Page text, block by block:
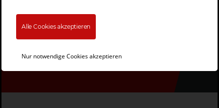
Alle Cookies akzeptieren
Nur notwendige Cookies akzeptieren